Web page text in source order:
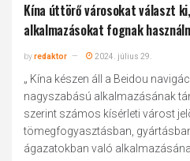
Kína úttörő városokat választ
alkalmazásokat fognak
byredaktor 2024. július 29.
„ Kína készen áll a Beidou
nagyszabású alkalmazásának
szerint számos kísérleti várost
tömegfogyasztásban,
ágazatokban való